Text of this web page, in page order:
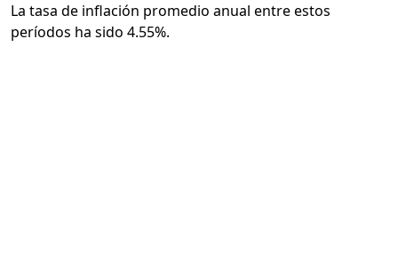
La tasa de inflación promedio anual entre estos
períodos ha sido 4.55%.